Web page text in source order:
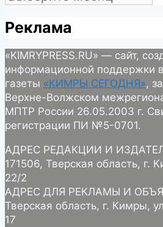
Реклама
«KIMRYPRESS.RU» — сайт,
информационной поддержки
газеты «КИМРЫ СЕГОДНЯ»,
Верхне-Волжском
МПТР России 26.05.2003 г.
регистрации ПИ №5-0701.
АДРЕС РЕДАКЦИИ И
171506, Тверская область, г.
22/2
АДРЕС ДЛЯ РЕКЛАМЫ И
Тверская область, г. Кимры,
17